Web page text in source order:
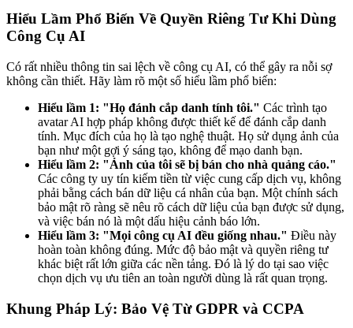
Hiểu Lầm Phổ Biến Về Quyền Riêng Tư Khi Dùng
Công Cụ AI
Có rất nhiều thông tin sai lệch về công cụ AI, có thể gây ra nỗi sợ
không cần thiết. Hãy làm rõ một số hiểu lầm phổ biến:
Hiểu lầm 1: "Họ đánh cắp danh tính tôi." Các trình tạo
avatar AI hợp pháp không được thiết kế để đánh cắp danh
tính. Mục đích của họ là tạo nghệ thuật. Họ sử dụng ảnh của
bạn như một gợi ý sáng tạo, không để mạo danh bạn.
Hiểu lầm 2: "Ảnh của tôi sẽ bị bán cho nhà quảng cáo."
Các công ty uy tín kiếm tiền từ việc cung cấp dịch vụ, không
phải bằng cách bán dữ liệu cá nhân của bạn. Một chính sách
bảo mật rõ ràng sẽ nêu rõ cách dữ liệu của bạn được sử dụng,
và việc bán nó là một dấu hiệu cảnh báo lớn.
Hiểu lầm 3: "Mọi công cụ AI đều giống nhau." Điều này
hoàn toàn không đúng. Mức độ bảo mật và quyền riêng tư
khác biệt rất lớn giữa các nền tảng. Đó là lý do tại sao việc
chọn dịch vụ ưu tiên an toàn người dùng là rất quan trọng.
Khung Pháp Lý: Bảo Vệ Từ GDPR và CCPA